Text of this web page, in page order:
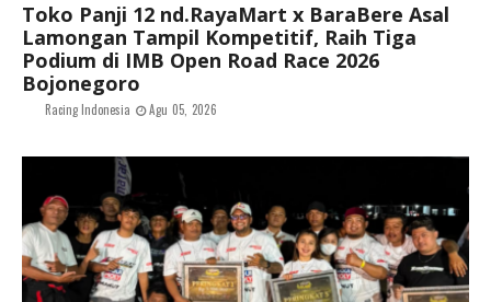
Toko Panji 12 nd.RayaMart x BaraBere Asal
Lamongan Tampil Kompetitif, Raih Tiga
Podium di IMB Open Road Race 2026
Bojonegoro
Racing Indonesia Agu 05, 2026